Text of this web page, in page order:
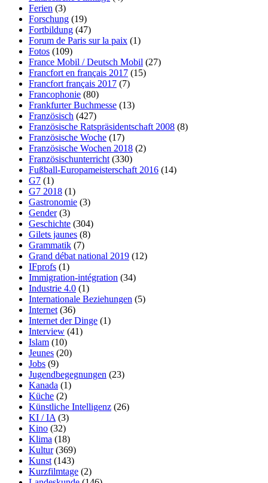
Ferien (3)
Forschung (19)
Fortbildung (47)
Forum de Paris sur la paix (1)
Fotos (109)
France Mobil / Deutsch Mobil (27)
Francfort en français 2017 (15)
Francfort français 2017 (7)
Francophonie (80)
Frankfurter Buchmesse (13)
Französisch (427)
Französische Ratspräsidentschaft 2008 (8)
Französische Woche (17)
Französische Wochen 2018 (2)
Französischunterricht (330)
Fußball-Europameisterschaft 2016 (14)
G7 (1)
G7 2018 (1)
Gastronomie (3)
Gender(3)
Geschichte (304)
Gilets jaunes (8)
Grammatik (7)
Grand débat national 2019 (12)
IFprofs (1)
Immigration-intégration (34)
Industrie 4.0 (1)
Internationale Beziehungen (5)
Internet (36)
Internet der Dinge (1)
Interview (41)
Islam (10)
Jeunes (20)
Jobs (9)
Jugendbegegnungen (23)
Kanada (1)
Küche (2)
Künstliche Intelligenz (26)
KI / IA (3)
Kino (32)
Klima (18)
Kultur(369)
Kunst (143)
Kurzfilmtage (2)